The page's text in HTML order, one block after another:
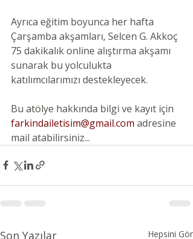
Ayrıca eğitim boyunca her hafta
Çarşamba akşamları, Selcen G. Akkoç
75 dakikalık online alıştırma akşamı
sunarak bu yolculukta
katılımcılarımızı destekleyecek.
Bu atölye hakkında bilgi ve kayıt için
farkindailetisim@gmail.com adresine
mail atabilirsiniz...
Son Yazılar Hepsini Gör